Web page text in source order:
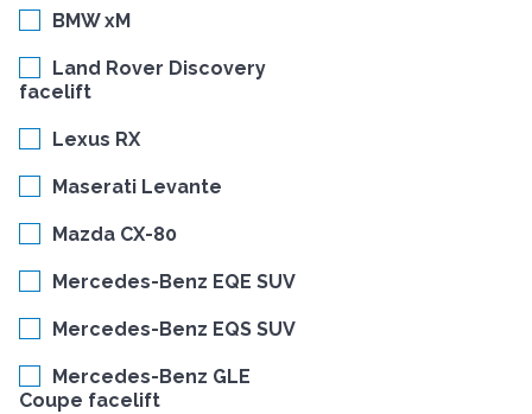
BMW xM
Land Rover Discovery
facelift
Lexus RX
Maserati Levante
Mazda CX-80
Mercedes-Benz EQE SUV
Mercedes-Benz EQS SUV
Mercedes-Benz GLE
Coupe facelift